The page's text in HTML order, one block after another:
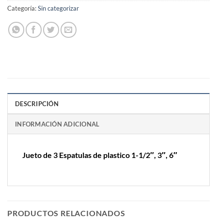
Categoría:Sin categorizar
DESCRIPCIÓN
INFORMACIÓN ADICIONAL
Jueto de 3 Espatulas de plastico 1-1/2″, 3″, 6″
PRODUCTOS RELACIONADOS